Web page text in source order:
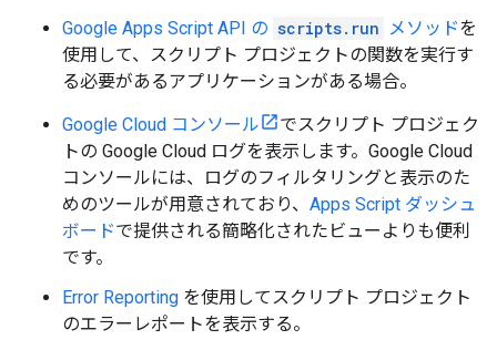
Google Apps Script API の scripts.run メソッドを
使用して、スクリプト プロジェクトの関数を実行す
る必要があるアプリケーションがある場合。
Google Cloud コンソール
でスクリプト プロジェク
トの Google Cloud ログを表示します。Google Cloud
コンソールには、ログのフィルタリングと表示のた
めのツールが用意されており、 Apps Script ダッシュ
ボードで提供される簡略化されたビューよりも便利
です。
Error Reporting を使用してスクリプト プロジェクト
のエラーレポートを表示する。